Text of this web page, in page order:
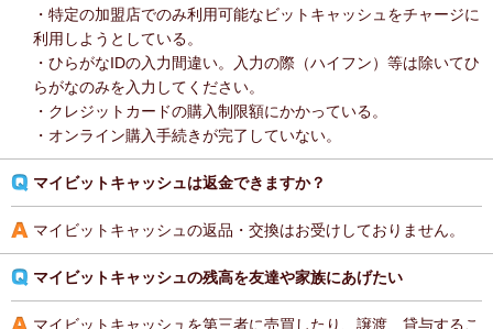
・特定の加盟店でのみ利用可能なビットキャッシュをチャージに
利用しようとしている。
・ひらがなIDの入力間違い。入力の際（ハイフン）等は除いてひ
らがなのみを入力してください。
・クレジットカードの購入制限額にかかっている。
・オンライン購入手続きが完了していない。
マイビットキャッシュは返金できますか？
マイビットキャッシュの返品・交換はお受けしておりません。
マイビットキャッシュの残高を友達や家族にあげたい
マイビットキャッシュを第三者に売買したり、譲渡、貸与するこ